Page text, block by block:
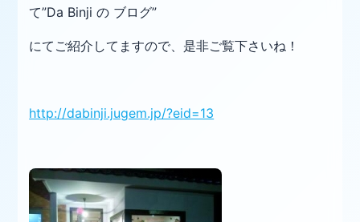
て”Da Binji の ブログ”
にてご紹介してますので、是非ご覧下さいね！
http://dabinji.jugem.jp/?eid=13